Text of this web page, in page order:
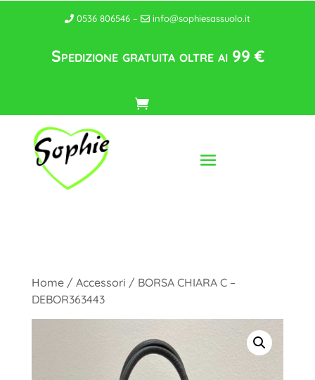
0536 806546 – info@sophiesassuolo.it
Spedizione gratuita oltre ai 99 €
Home/ Accessori / BORSA CHIARA C –
DEBOR363443